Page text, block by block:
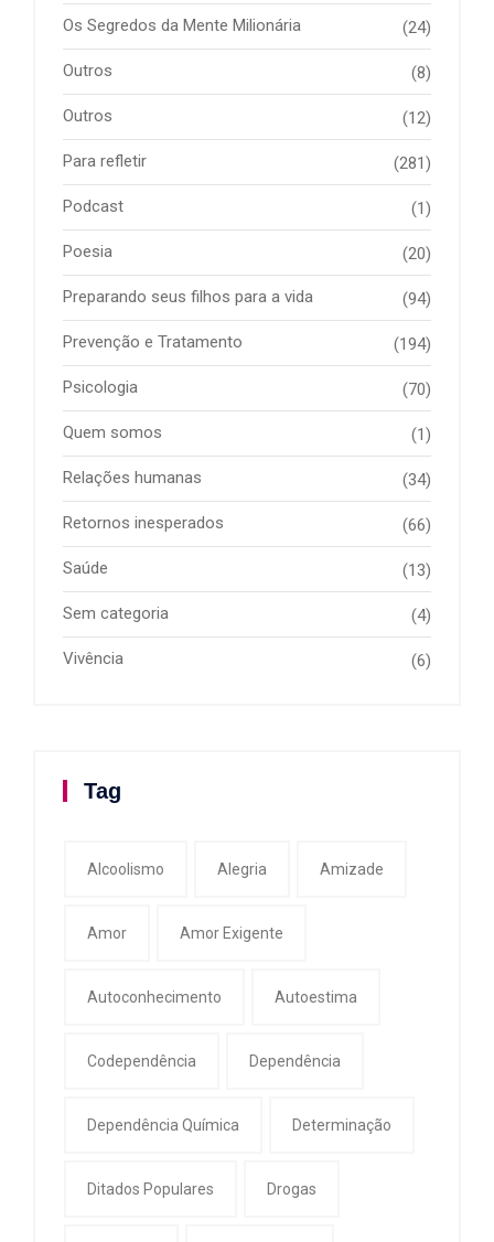
Os Segredos da Mente Milionária (24)
Outros (8)
Outros (12)
Para refletir (281)
Podcast (1)
Poesia (20)
Preparando seus filhos para a vida (94)
Prevenção e Tratamento (194)
Psicologia (70)
Quem somos (1)
Relações humanas (34)
Retornos inesperados (66)
Saúde (13)
Sem categoria (4)
Vivência (6)
Tag
Alcoolismo Alegria Amizade
Amor Amor Exigente
Autoconhecimento Autoestima
Codependência Dependência
Dependência Química Determinação
Ditados Populares Drogas